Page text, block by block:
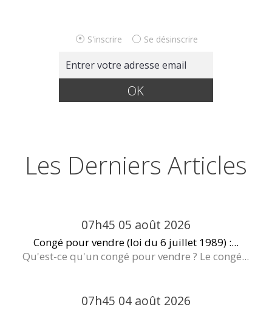
S'inscrire Se désinscrire
Les Derniers Articles
07h45 05 août 2026
Congé pour vendre (loi du 6 juillet 1989) :...
Qu'est-ce qu'un congé pour vendre ? Le congé...
07h45 04 août 2026